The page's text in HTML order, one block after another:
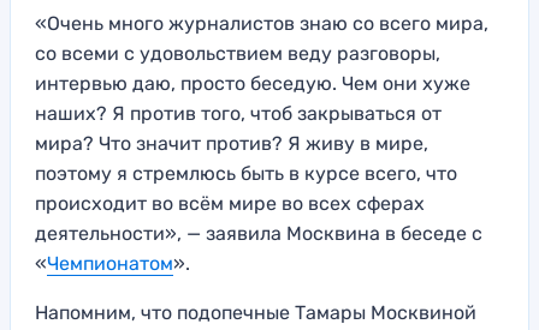
«Очень много журналистов знаю со всего мира,
со всеми с удовольствием веду разговоры,
интервью даю, просто беседую. Чем они хуже
наших? Я против того, чтоб закрываться от
мира? Что значит против? Я живу в мире,
поэтому я стремлюсь быть в курсе всего, что
происходит во всём мире во всех сферах
деятельности», — заявила Москвина в беседе с
«Чемпионатом».
Напомним, что подопечные Тамары Москвиной